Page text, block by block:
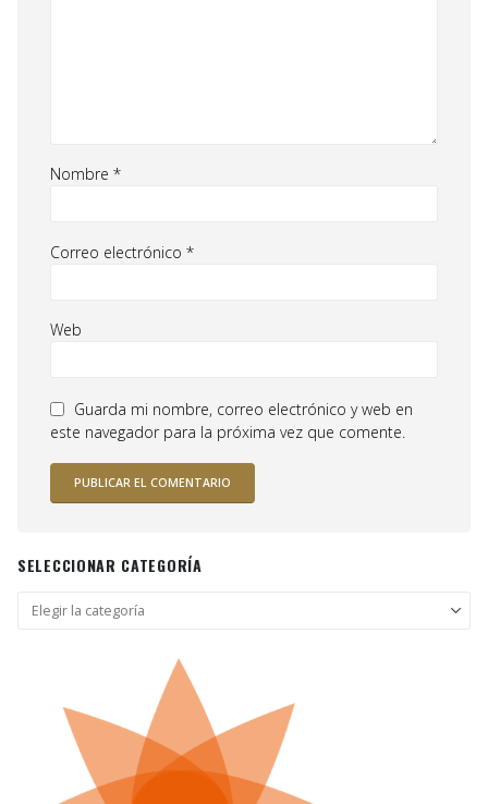
Nombre *
Correo electrónico *
Web
Guarda mi nombre, correo electrónico y web en
este navegador para la próxima vez que comente.
SELECCIONAR CATEGORÍA
Seleccionar
categoría